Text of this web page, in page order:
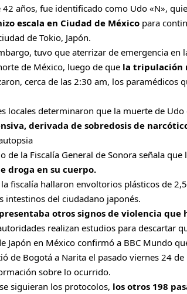
42 años, fue identificado como Udo «N»,
escala en Ciudad de México para
de Tokio, Japón.
tuvo que aterrizar de emergencia
de México, luego de que la tripulación
cerca de las 2:30 am, los paramédicos
locales determinaron que la muerte de Udo
derivada de sobredosis de
de la Fiscalía General de Sonora señala
droga en su cuerpo.
fiscalía hallaron envoltorios plásticos de
intestinos del ciudadano japonés.
otros signos de violencia
realizan estudios para descartar
Japón en México confirmó a BBC Mundo
de Bogotá a Narita el pasado viernes 24
sobre lo ocurrido.
siguieran los protocolos, los otros 198